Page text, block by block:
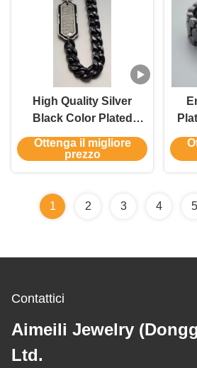
High Quality Silver
Black Color Plated
Stainless Steel Jewelry
Wristband Bracelet
Ottenga il migliore
prezzo
1 2 3 4 5
Contattici
Aimeili Jewelry
Ltd.